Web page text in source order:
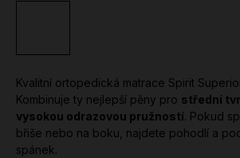
Kvalitní ortopedická matrace Spirit
Kombinuje ty nejlepší pěny pro střední
vysokou odrazovou pružností. Pokud
břiše nebo na boku, najdete pohodlí a
spánek.